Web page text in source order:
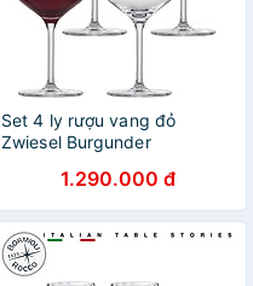
Set 4 ly rượu vang đỏ
Zwiesel Burgunder
chính hãng1.290.000 đ